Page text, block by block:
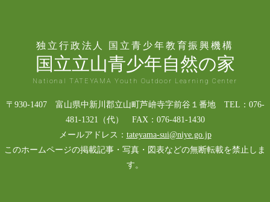
独立行政法人 国立青少年教育振興機構
国立立山青少年自然の家
National TATEYAMA Youth Outdoor Learning Center
〒930-1407 富山県中新川郡立山町芦峅寺字前谷１番地 TEL：076-
481-1321（代） FAX：076-481-1430
メールアドレス： tateyama-sui@niye.go.jp
このホームページの掲載記事・写真・図表などの無断転載を禁止しま
す。